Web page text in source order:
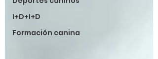
I+D+I+D
Formación canina